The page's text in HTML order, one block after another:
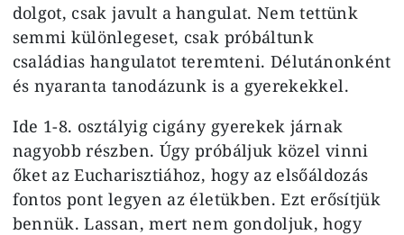
dolgot, csak javult a hangulat. Nem tettünk
semmi különlegeset, csak próbáltunk
családias hangulatot teremteni. Délutánonként
és nyaranta tanodázunk is a gyerekekkel.
Ide 1-8. osztályig cigány gyerekek járnak
nagyobb részben. Úgy próbáljuk közel vinni
őket az Eucharisztiához, hogy az elsőáldozás
fontos pont legyen az életükben. Ezt erősítjük
bennük. Lassan, mert nem gondoljuk, hogy